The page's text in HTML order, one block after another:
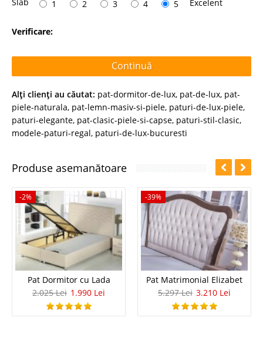
1 2 3 4 5
Verificare:
Continuă
Alţi clienţi au căutat: pat-dormitor-de-lux, pat-de-lux, pat-
piele-naturala, pat-lemn-masiv-si-piele, paturi-de-lux-piele,
paturi-elegante, pat-clasic-piele-si-capse, paturi-stil-clasic,
modele-paturi-regal, paturi-de-lux-bucuresti
Produse asemanătoare
-2%
Pat Dormitor cu Lada
2.025 Lei 1.990 Lei
-39%
Pat Matrimonial Elizabet
5.297 Lei 3.210 Lei